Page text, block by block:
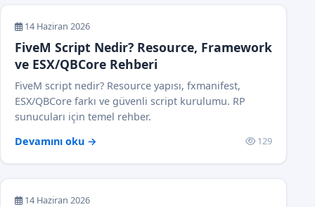
14 Haziran 2026
FiveM Script Nedir? Resource, Framework
ve ESX/QBCore Rehberi
FiveM script nedir? Resource yapısı, fxmanifest,
ESX/QBCore farkı ve güvenli script kurulumu. RP
sunucuları için temel rehber.
Devamını oku →
129
14 Haziran 2026